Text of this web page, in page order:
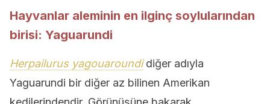
Hayvanlar aleminin en ilginç soylularından
birisi: Yaguarundi
Herpailurus yagouaroundidiğer adıyla
Yaguarundi bir diğer az bilinen Amerikan